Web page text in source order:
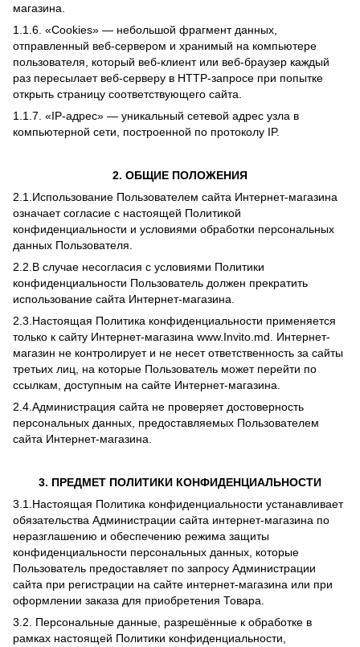
магазина.
1.1.6. «Cookies» — небольшой фрагмент данных,
отправленный веб-сервером и хранимый на компьютере
пользователя, который веб-клиент или веб-браузер каждый
раз пересылает веб-серверу в HTTP-запросе при попытке
открыть страницу соответствующего сайта.
1.1.7. «IP-адрес» — уникальный сетевой адрес узла в
компьютерной сети, построенной по протоколу IP.
2. ОБЩИЕ ПОЛОЖЕНИЯ
2.1.Использование Пользователем сайта Интернет-магазина
означает согласие с настоящей Политикой
конфиденциальности и условиями обработки персональных
данных Пользователя.
2.2.В случае несогласия с условиями Политики
конфиденциальности Пользователь должен прекратить
использование сайта Интернет-магазина.
2.3.Настоящая Политика конфиденциальности применяется
только к сайту Интернет-магазина www.Invito.md. Интернет-
магазин не контролирует и не несет ответственность за сайты
третьих лиц, на которые Пользователь может перейти по
ссылкам, доступным на сайте Интернет-магазина.
2.4.Администрация сайта не проверяет достоверность
персональных данных, предоставляемых Пользователем
сайта Интернет-магазина.
3. ПРЕДМЕТ ПОЛИТИКИ КОНФИДЕНЦИАЛЬНОСТИ
3.1.Настоящая Политика конфиденциальности устанавливает
обязательства Администрации сайта интернет-магазина по
неразглашению и обеспечению режима защиты
конфиденциальности персональных данных, которые
Пользователь предоставляет по запросу Администрации
сайта при регистрации на сайте интернет-магазина или при
оформлении заказа для приобретения Товара.
3.2. Персональные данные, разрешённые к обработке в
рамках настоящей Политики конфиденциальности,